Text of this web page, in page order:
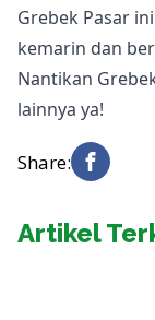
Grebek Pasar
kemarin dan
Nantikan
lainnya ya!
Share:
Artikel